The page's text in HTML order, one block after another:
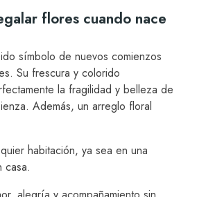
flores cuando nace
símbolo de nuevos comienzos
Su frescura y colorido
la fragilidad y belleza de
Además, un arreglo floral
habitación, ya sea en una
casa.